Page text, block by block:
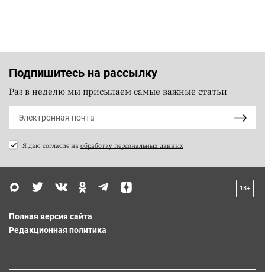
Подпишитесь на рассылку
Раз в неделю мы присылаем самые важные статьи
Я даю согласие на обработку персональных данных
18+
Полная версия сайта
Редакционная политика